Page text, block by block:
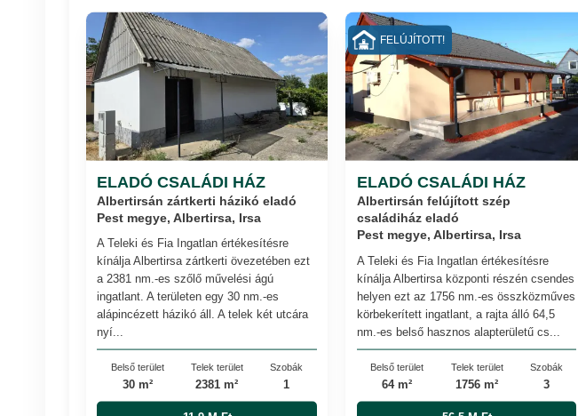
ELADÓ CSALÁDI HÁZ
Albertirsán zártkerti házikó eladó
Pest megye, Albertirsa, Irsa
A Teleki és Fia Ingatlan értékesítésre
kínálja Albertirsa zártkerti övezetében ezt
a 2381 nm.-es szőlő művelési ágú
ingatlant. A területen egy 30 nm.-es
alápincézett házikó áll. A telek két utcára
nyí...
Belső terület
30 m²
Telek terület
2381 m²
Szobák
1
ELADÓ CSALÁDI HÁZ
Albertirsán felújított szép
családiház eladó
Pest megye, Albertirsa, Irsa
A Teleki és Fia Ingatlan értékesítésre
kínálja Albertirsa központi részén csendes
helyen ezt az 1756 nm.-es összközműves
körbekerített ingatlant, a rajta álló 64,5
nm.-es belső hasznos alapterületű cs...
Belső terület
64 m²
Telek terület
1756 m²
Szobák
3
FELÚJÍTOTT!